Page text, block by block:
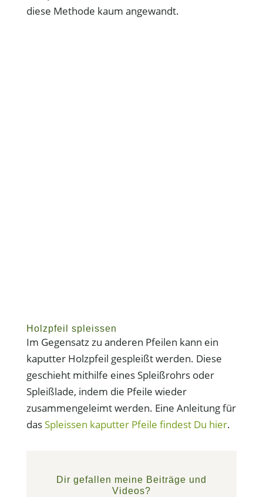
diese Methode kaum angewandt.
Holzpfeil spleissen
Im Gegensatz zu anderen Pfeilen kann ein
kaputter Holzpfeil gespleißt werden. Diese
geschieht mithilfe eines Spleißrohrs oder
Spleißlade, indem die Pfeile wieder
zusammengeleimt werden. Eine Anleitung für
dasSpleissen kaputter Pfeile findest Du hier.
Dir gefallen meine Beiträge und
Videos?